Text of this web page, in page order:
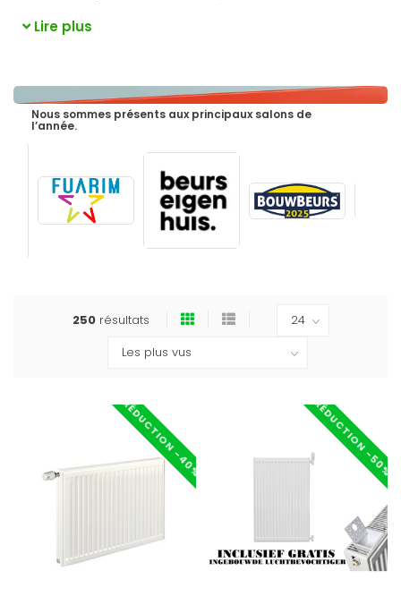
Lire plus
Nous sommes présents aux principaux salons de
l’année.
250résultats
RÉDUCTION -40% RÉDUCTION -50%